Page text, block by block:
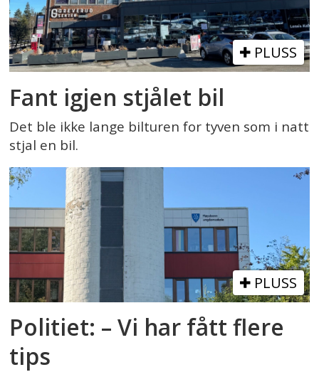
PLUSS
Fant igjen stjålet bil
Det ble ikke lange bilturen for tyven som i natt
stjal en bil.
PLUSS
Politiet: – Vi har fått flere
tips